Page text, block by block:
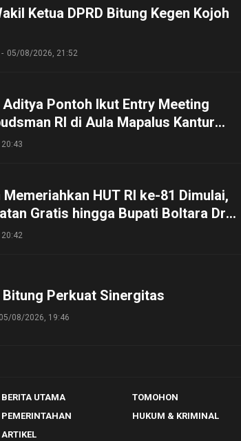
Ketua DPRD Bitung Kegen Kojoh
05/08/2026, 21:52
Pontoh Ikut Entry Meeting
RI di Aula Mapalus Kantur
HUT RI ke-81 Dimulai,
Gratis hingga Bupati Boltara Dr
Jalan Sehat Bersama Jajaran
Perkuat Sinergitas
05/08/2026, 19:46
BERITA UTAMA
TOMOHON
PEMERINTAHAN
HUKUM & KRIMINAL
ARTIKEL